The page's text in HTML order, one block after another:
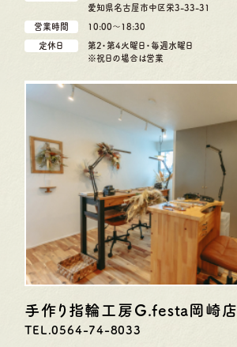
愛知県名古屋市中区栄3-33-31
営業時間 10:00〜18:30
定休日
第2・第4火曜日・毎週水曜日
※祝日の場合は営業
手作り指輪工房G.festa 岡崎店
TEL.0564-74-8033